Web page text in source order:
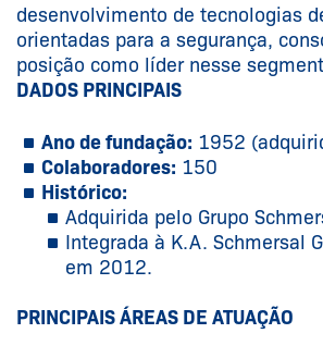
desenvolvimento de tecnologias
orientadas para a segurança,
posição como líder nesse
DADOS PRINCIPAIS
Ano de fundação: 1952
Colaboradores: 150
Histórico:
Adquirida pelo Grupo
Integrada à K.A. Schmersal
em 2012.
PRINCIPAIS ÁREAS DE ATUAÇÃO